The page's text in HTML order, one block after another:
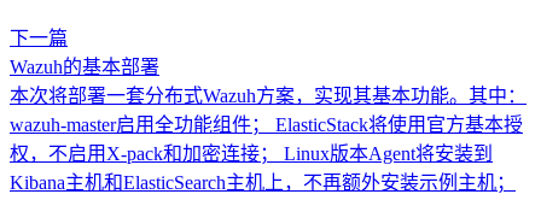
下一篇
Wazuh的基本部署
本次将部署一套分布式Wazuh方案，实现其基本功能。其中：
wazuh-master启用全功能组件； ElasticStack将使用官方基本授
权，不启用X-pack和加密连接； Linux版本Agent将安装到
Kibana主机和ElasticSearch主机上，不再额外安装示例主机；